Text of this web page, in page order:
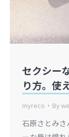
セクシー
り方。使
myreco By
石原さとみ